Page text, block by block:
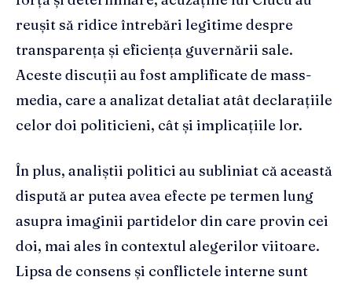
reușit să ridice întrebări legitime despre
transparența și eficiența guvernării sale.
Aceste discuții au fost amplificate de mass-
media, care a analizat detaliat atât declarațiile
celor doi politicieni, cât și implicațiile lor.
În plus, analiștii politici au subliniat că această
dispută ar putea avea efecte pe termen lung
asupra imaginii partidelor din care provin cei
doi, mai ales în contextul alegerilor viitoare.
Lipsa de consens și conflictele interne sunt